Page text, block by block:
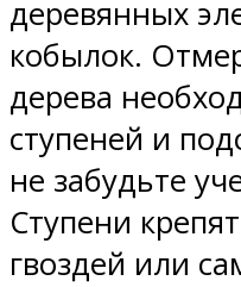
деревянных
кобылок.
дерева
ступеней и
не забудьте
Ступени
гвоздей или